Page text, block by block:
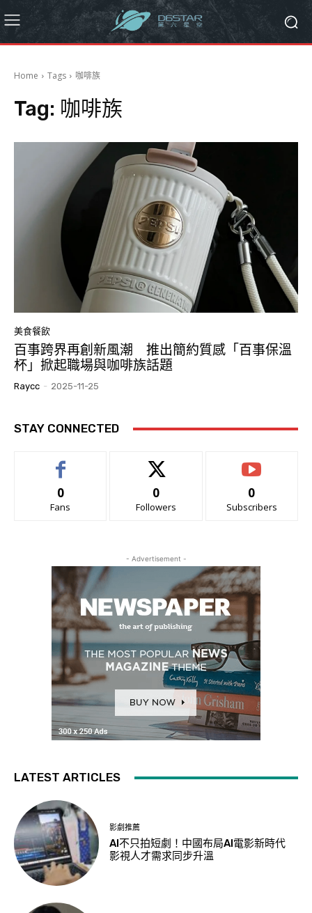
Home Tags 咖啡族
Tag: 咖啡族
美食餐飲
百事跨界再創新風潮 推出簡約質感「百事保溫
杯」掀起職場與咖啡族話題
Raycc - 2025-11-25
STAY CONNECTED
0
Fans
0
Followers
0
Subscribers
- Advertisement -
LATEST ARTICLES
影劇推薦
AI不只拍短劇！中國布局AI電影新時代
影視人才需求同步升溫